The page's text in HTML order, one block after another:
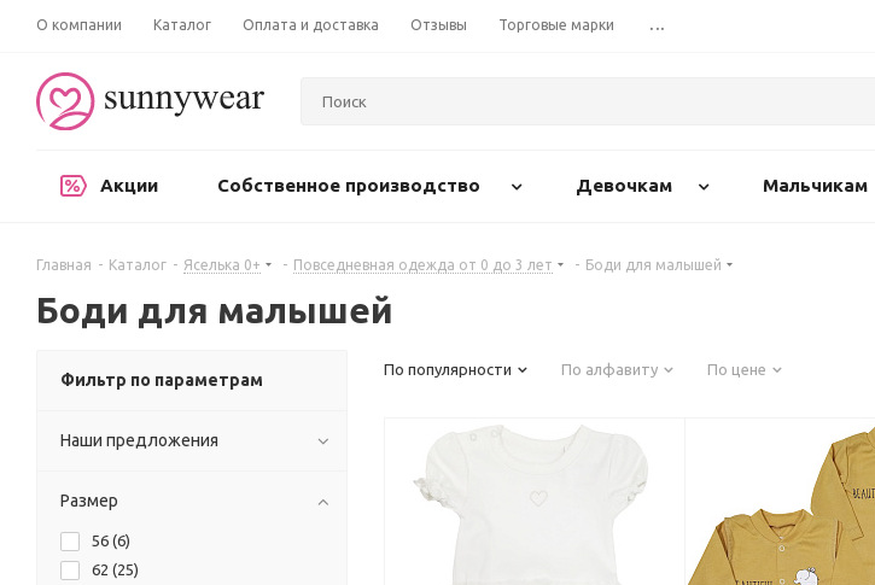
О компании Каталог Оплата и доставка Отзывы Торговые марки ...
Акции Собственное производство Девочкам Мальчикам
Главная - Каталог - Яселька 0+ - Повседневная одежда от 0 до 3 лет - Боди для малышей
Боди для малышей
По популярности По алфавиту По цене
Фильтр по параметрам
Наши предложения
Размер
56 (6)
62 (25)